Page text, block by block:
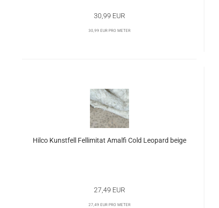
30,99 EUR
30,99 EUR pro Meter
Hilco Kunstfell Fellimitat Amalfi Cold Leopard beige
27,49 EUR
27,49 EUR pro Meter